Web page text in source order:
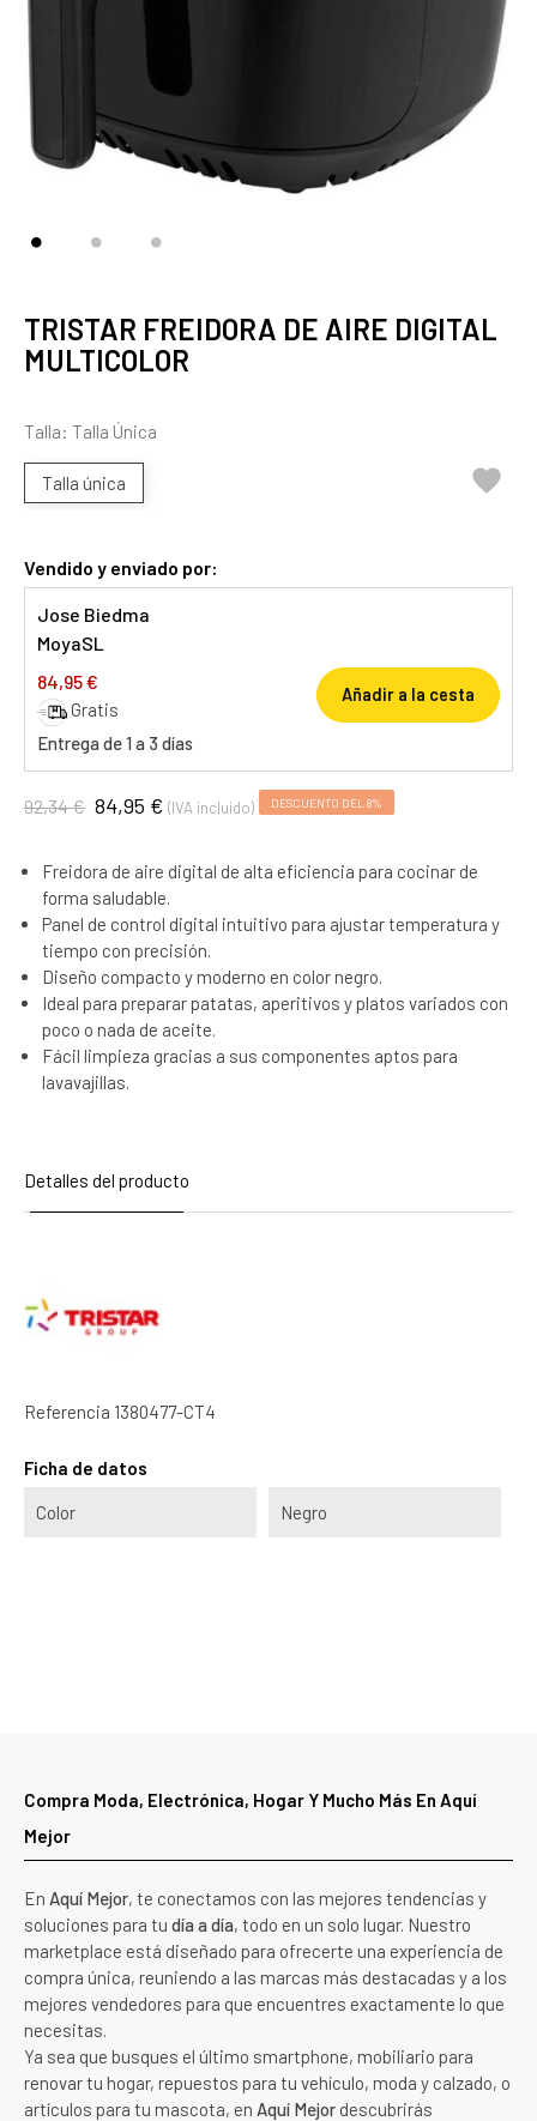
TRISTAR FREIDORA DE AIRE DIGITAL
MULTICOLOR
Talla: Talla Única
Talla única 
Vendido y enviado por:
Jose Biedma
MoyaSL
84,95 €
Gratis
Entrega de 1 a 3 días
Añadir a la cesta
92,34 € 84,95 € (IVA incluido) DESCUENTO DEL 8%
Freidora de aire digital de alta eficiencia para cocinar de
forma saludable.
Panel de control digital intuitivo para ajustar temperatura y
tiempo con precisión.
Diseño compacto y moderno en color negro.
Ideal para preparar patatas, aperitivos y platos variados con
poco o nada de aceite.
Fácil limpieza gracias a sus componentes aptos para
lavavajillas.
Detalles del producto
Referencia 1380477-CT4
Ficha de datos
Color Negro
Compra Moda, Electrónica, Hogar Y Mucho Más En Aquí
Mejor
En Aquí Mejor, te conectamos con las mejores tendencias y
soluciones para tu día a día, todo en un solo lugar. Nuestro
marketplace está diseñado para ofrecerte una experiencia de
compra única, reuniendo a las marcas más destacadas y a los
mejores vendedores para que encuentres exactamente lo que
necesitas.
Ya sea que busques el último smartphone, mobiliario para
renovar tu hogar, repuestos para tu vehículo, moda y calzado, o
artículos para tu mascota, en Aquí Mejor descubrirás